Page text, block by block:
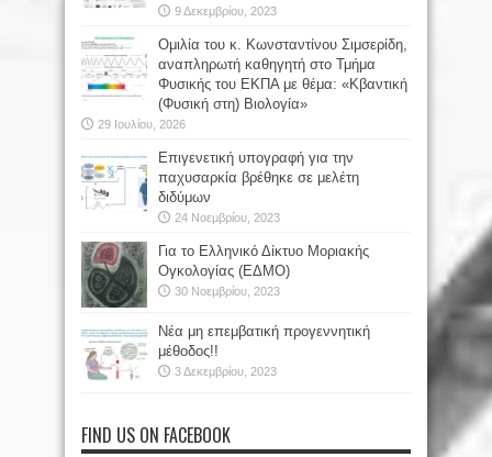
9 Δεκεμβρίου, 2023
Oμιλία του κ. Κωνσταντίνου Σιμσερίδη,
αναπληρωτή καθηγητή στο Τμήμα
Φυσικής του ΕΚΠΑ με θέμα: «Κβαντική
(Φυσική στη) Βιολογία»
29 Ιουλίου, 2026
Επιγενετική υπογραφή για την
παχυσαρκία βρέθηκε σε μελέτη
διδύμων
24 Νοεμβρίου, 2023
Για το Ελληνικό Δίκτυο Μοριακής
Ογκολογίας (ΕΔΜΟ)
30 Νοεμβρίου, 2023
Νέα μη επεμβατική προγεννητική
μέθοδος!!
3 Δεκεμβρίου, 2023
FIND US ON FACEBOOK